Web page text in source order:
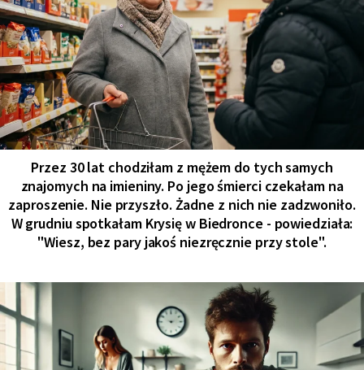
Przez 30 lat chodziłam z mężem do tych samych
znajomych na imieniny. Po jego śmierci czekałam na
zaproszenie. Nie przyszło. Żadne z nich nie zadzwoniło.
W grudniu spotkałam Krysię w Biedronce - powiedziała:
"Wiesz, bez pary jakoś niezręcznie przy stole".